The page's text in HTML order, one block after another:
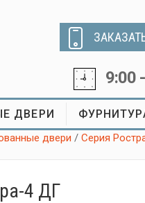
9:00
ДВЕРИ
двери /Серия
4 ДГ